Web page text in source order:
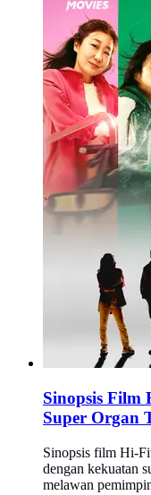
Sinopsis Film
Super Organ
Sinopsis film Hi-
dengan kekuatan
melawan